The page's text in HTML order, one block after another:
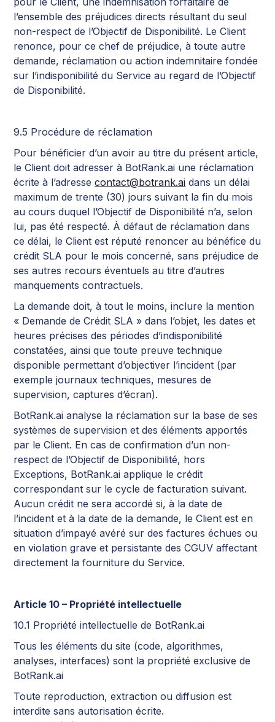
l’ensemble des préjudices directs résultant du seul
non-respect de l’Objectif de Disponibilité. Le Client
renonce, pour ce chef de préjudice, à toute autre
demande, réclamation ou action indemnitaire fondée
sur l’indisponibilité du Service au regard de l’Objectif
de Disponibilité.
9.5 Procédure de réclamation
Pour bénéficier d’un avoir au titre du présent article,
le Client doit adresser à BotRank.ai une réclamation
écrite à l’adressecontact@botrank.ai dans un délai
maximum de trente (30) jours suivant la fin du mois
au cours duquel l’Objectif de Disponibilité n’a, selon
lui, pas été respecté. À défaut de réclamation dans
ce délai, le Client est réputé renoncer au bénéfice du
crédit SLA pour le mois concerné, sans préjudice de
ses autres recours éventuels au titre d’autres
manquements contractuels.
La demande doit, à tout le moins, inclure la mention
« Demande de Crédit SLA » dans l’objet, les dates et
heures précises des périodes d’indisponibilité
constatées, ainsi que toute preuve technique
disponible permettant d’objectiver l’incident (par
exemple journaux techniques, mesures de
supervision, captures d’écran).
BotRank.ai analyse la réclamation sur la base de ses
systèmes de supervision et des éléments apportés
par le Client. En cas de confirmation d’un non-
respect de l’Objectif de Disponibilité, hors
Exceptions, BotRank.ai applique le crédit
correspondant sur le cycle de facturation suivant.
Aucun crédit ne sera accordé si, à la date de
l’incident et à la date de la demande, le Client est en
situation d’impayé avéré sur des factures échues ou
en violation grave et persistante des CGUV affectant
directement la fourniture du Service.
Article 10 – Propriété intellectuelle
10.1 Propriété intellectuelle de BotRank.ai
Tous les éléments du site (code, algorithmes,
analyses, interfaces) sont la propriété exclusive de
BotRank.ai
Toute reproduction, extraction ou diffusion est
interdite sans autorisation écrite.